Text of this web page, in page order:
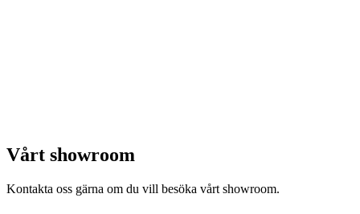
Vårt showroom
Kontakta oss gärna om du vill besöka vårt showroom.